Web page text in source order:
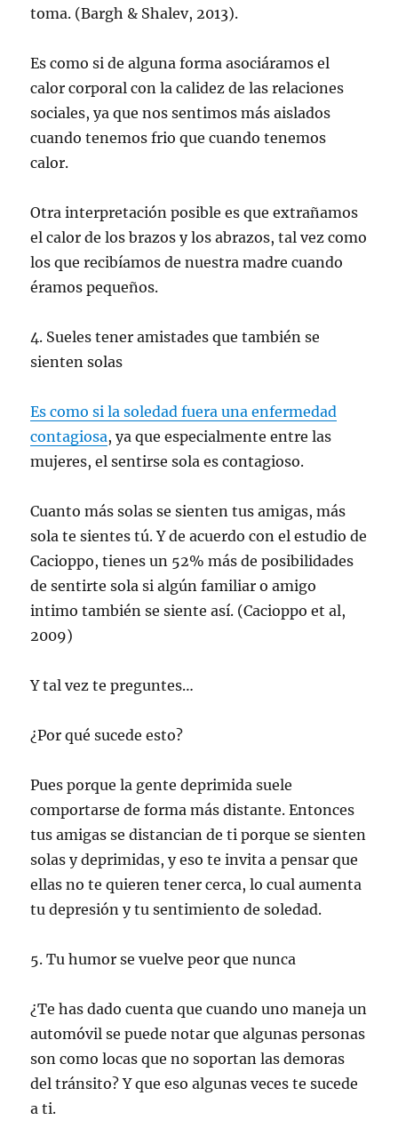
toma. (Bargh & Shalev, 2013).
Es como si de alguna forma asociáramos el
calor corporal con la calidez de las relaciones
sociales, ya que nos sentimos más aislados
cuando tenemos frio que cuando tenemos
calor.
Otra interpretación posible es que extrañamos
el calor de los brazos y los abrazos, tal vez como
los que recibíamos de nuestra madre cuando
éramos pequeños.
4. Sueles tener amistades que también se
sienten solas
Es como si la soledad fuera una enfermedad
contagiosa, ya que especialmente entre las
mujeres, el sentirse sola es contagioso.
Cuanto más solas se sienten tus amigas, más
sola te sientes tú. Y de acuerdo con el estudio de
Cacioppo, tienes un 52% más de posibilidades
de sentirte sola si algún familiar o amigo
intimo también se siente así. (Cacioppo et al,
2009)
Y tal vez te preguntes…
¿Por qué sucede esto?
Pues porque la gente deprimida suele
comportarse de forma más distante. Entonces
tus amigas se distancian de ti porque se sienten
solas y deprimidas, y eso te invita a pensar que
ellas no te quieren tener cerca, lo cual aumenta
tu depresión y tu sentimiento de soledad.
5. Tu humor se vuelve peor que nunca
¿Te has dado cuenta que cuando uno maneja un
automóvil se puede notar que algunas personas
son como locas que no soportan las demoras
del tránsito? Y que eso algunas veces te sucede
a ti.